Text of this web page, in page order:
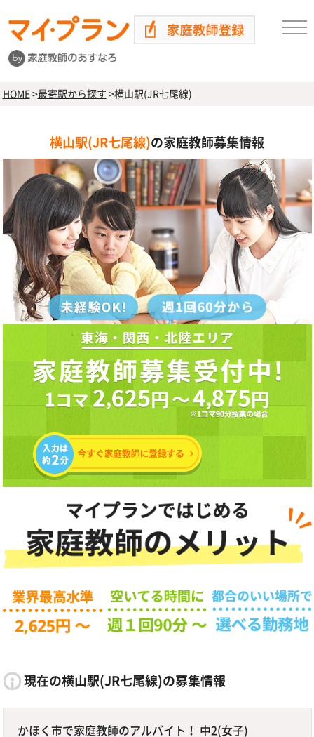
HOME>最寄駅から探す >横山駅(JR七尾線)
横山駅(JR七尾線)の家庭教師募集情報
現在の横山駅(JR七尾線)の募集情報
かほく市で家庭教師のアルバイト！ 中2(女子)